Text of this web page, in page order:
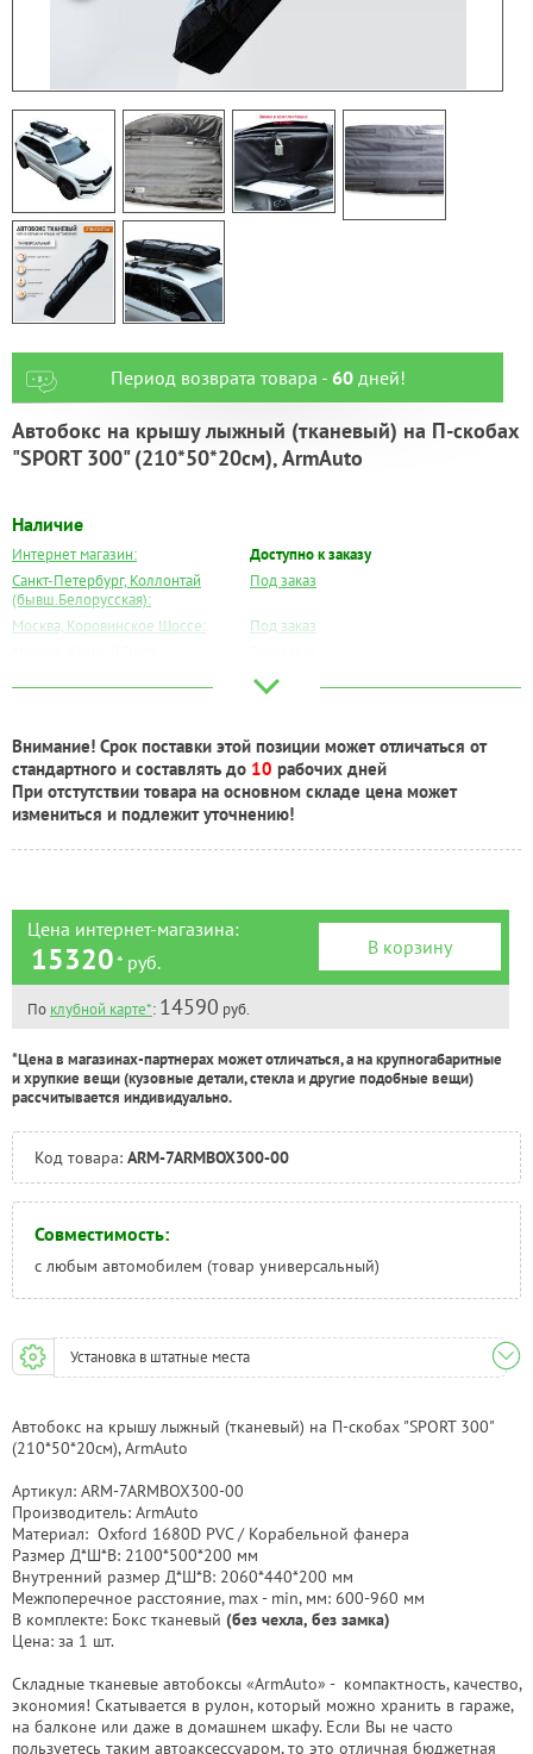
Период возврата товара - 60дней!
Автобокс на крышу лыжный (тканевый) на П-скобах
"SPORT 300" (210*50*20см), ArmAuto
Наличие
Интернет магазин:
Доступно к заказу
Санкт-Петербург, Коллонтай
(бывш.Белорусская):
Под заказ
Москва, Коровинское Шоссе:
Под заказ
Под заказ
Самара:
Под заказ
Тверь:
Под заказ
Тюмень:
Под заказ
Внимание! Срок поставки этой позиции может отличаться от
стандартного и составлять до 10 рабочих дней
При отстутствии товара на основном складе цена может
измениться и подлежит уточнению!
Цена интернет-магазина:
15320* руб.
В корзину
По клубной карте*: 14590 руб.
*Цена в магазинах-партнерах может отличаться, а на крупногабаритные
и хрупкие вещи (кузовные детали, стекла и другие подобные вещи)
рассчитывается индивидуально.
Код товара: ARM-7ARMBOX300-00
Совместимость:
с любым автомобилем (товар универсальный)
Установка в штатные места
Автобокс на крышу лыжный (тканевый) на П-скобах "SPORT 300"
(210*50*20см), ArmAuto
Артикул: ARM-7ARMBOX300-00
Производитель: ArmAuto
Материал: Oxford 1680D PVC / Корабельной фанера
Размер Д*Ш*В: 2100*500*200 мм
Внутренний размер Д*Ш*В: 2060*440*200 мм
Межпоперечное расстояние, max - min, мм: 600-960 мм
В комплекте: Бокс тканевый (без чехла, без замка)
Цена: за 1 шт.
Складные тканевые автобоксы «ArmAuto» - компактность, качество,
экономия! Скатывается в рулон, который можно хранить в гараже,
на балконе или даже в домашнем шкафу. Если Вы не часто
пользуетесь таким автоаксессуаром, то это отличная бюджетная